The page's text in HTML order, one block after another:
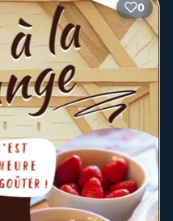
et animations comme
la musique, la
parents-enfants et les
gonflables, les
parents-enfants
Lenglen. Le
magnifique ballet
de la Compagnie
23 août au
d'Ypres avec
0